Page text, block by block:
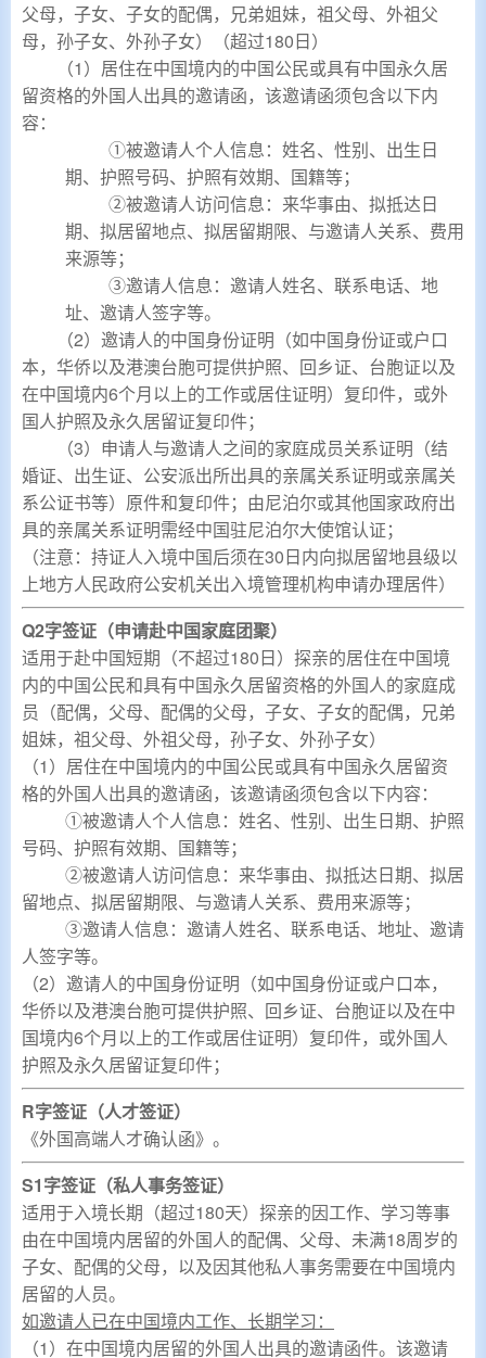
父母，子女、子女的配偶，兄弟姐妹，祖父母、外祖父
母，孙子女、外孙子女）（超过180日）
（1）居住在中国境内的中国公民或具有中国永久居
留资格的外国人出具的邀请函，该邀请函须包含以下内
容：
①被邀请人个人信息：姓名、性别、出生日
期、护照号码、护照有效期、国籍等；
②被邀请人访问信息：来华事由、拟抵达日
期、拟居留地点、拟居留期限、与邀请人关系、费用
来源等；
③邀请人信息：邀请人姓名、联系电话、地
址、邀请人签字等。
（2）邀请人的中国身份证明（如中国身份证或户口
本，华侨以及港澳台胞可提供护照、回乡证、台胞证以及
在中国境内6个月以上的工作或居住证明）复印件，或外
国人护照及永久居留证复印件；
（3）申请人与邀请人之间的家庭成员关系证明（结
婚证、出生证、公安派出所出具的亲属关系证明或亲属关
系公证书等）原件和复印件；由尼泊尔或其他国家政府出
具的亲属关系证明需经中国驻尼泊尔大使馆认证；
（注意：持证人入境中国后须在30日内向拟居留地县级以
上地方人民政府公安机关出入境管理机构申请办理居件）
Q2字签证 （申请赴中国家庭团聚）
适用于赴中国短期（不超过180日）探亲的居住在中国境
内的中国公民和具有中国永久居留资格的外国人的家庭成
员（配偶，父母、配偶的父母，子女、子女的配偶，兄弟
姐妹，祖父母、外祖父母，孙子女、外孙子女）
（1） 居住在中国境内的中国公民或具有中国永久居留资
格的外国人出具的邀请函，该邀请函须包含以下内容：
①被邀请人个人信息：姓名、性别、出生日期、护照
号码、护照有效期、国籍等；
②被邀请人访问信息：来华事由、拟抵达日期、拟居
留地点、拟居留期限、与邀请人关系、费用来源等；
③邀请人信息：邀请人姓名、联系电话、地址、邀请
人签字等。
（2） 邀请人的中国身份证明（如中国身份证或户口本，
华侨以及港澳台胞可提供护照、回乡证、台胞证以及在中
国境内6个月以上的工作或居住证明）复印件， 或外国人
护照及永久居留证复印件；
R字签证（人才签证）
《外国高端人才确认函》 。
S1字签证（私人事务签证）
适用于入境长期 （超过180天）探亲的因工作、学习等事
由在中国境内居留的外国人的配偶、父母、未满18周岁的
子女、配偶的父母，以及因其他私人事务需要在中国境内
居留的人员。
如邀请人已在中国境内工作、长期学习：
（1）在中国境内居留的外国人出具的邀请函件。该邀请